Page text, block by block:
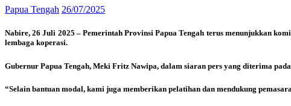
Papua Tengah 26/07/2025
Nabire, 26 Juli 2025 – Pemerintah Provinsi Papua Tengah terus menunjukkan
lembaga koperasi.
Gubernur Papua Tengah, Meki Fritz Nawipa, dalam siaran pers yang diterima
“Selain bantuan modal, kami juga memberikan pelatihan dan mendukung